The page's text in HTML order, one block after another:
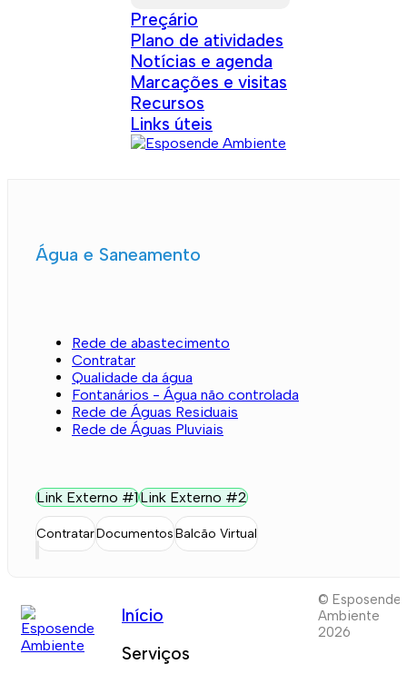
Preçário
Plano de atividades
Notícias e agenda
Marcações e visitas
Recursos
Links úteis
Água e Saneamento
Rede de abastecimento
Contratar
Qualidade da água
Fontanários - Água não controlada
Rede de Águas Residuais
Rede de Águas Pluviais
Link Externo #1Link Externo #2
ContratarDocumentosBalcão Virtual
Início
Serviços
© Esposende
Ambiente
2026